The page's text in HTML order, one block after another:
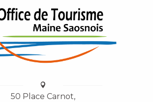
50 Place Carnot,